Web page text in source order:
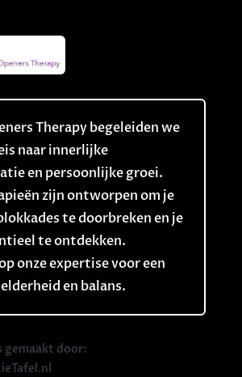
Therapy begeleiden we
naar innerlijke
en persoonlijke groei.
zijn ontworpen om je
te doorbreken en je
te ontdekken.
onze expertise voor een
en balans.
gemaakt door: